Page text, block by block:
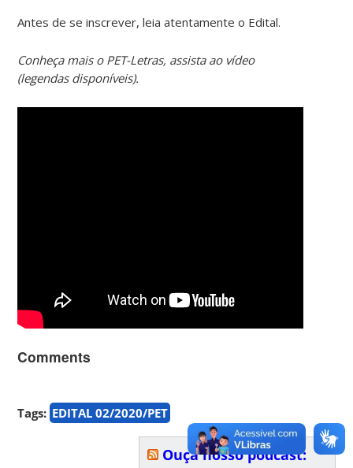
Antes de se inscrever, leia atentamente o Edital.
Conheça mais o PET-Letras, assista ao vídeo
(legendas disponíveis).
Comments
Tags: EDITAL 02/2020/PET
Ouça nosso podcast: